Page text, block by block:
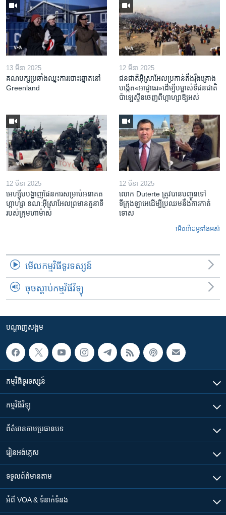
13 មីនា 2025
គណបក្ស​ប្រឆាំង​ឈ្នះ​ការបោះឆ្នោត​នៅ
Greenland
12 មីនា 2025
ជនជាតិ​អ៊ីស្រាអែល​ប្រកាន់​តឹងរ៉ឹង​គ្រោង​
បង្កើត​«អាជ្ញាធរ‍»​ដើម្បី​បម្លាស់​ទី​ជនជាតិ​
ប៉ាឡេស្ទីន​ចេញពី​ហ្កាហ្សា​ឱ្យ​អស់
12 មីនា 2025
អេហ្ស៊ីប​បង្ហាញ​ផែនការ​សម្រាប់​អនាគត​
ហ្កាហ្សា ខណៈ​អ៊ីស្រាអែល​ព្រមាន​តួនាទី​
របស់​ក្រុម​ហាម៉ាស់
12 មីនា 2025
លោក Duterte ត្រូវ​បាន​បញ្ជូនទៅ
ទីក្រុងឡាអេ​ដើម្បី​ប្រឈម​នឹង​ការកាត់
ទោស
មើល​វីដេអូ​ទាំង​អស់
មើល​កម្មវិធី​ទូរទស្សន៍
ចុចស្តាប់កម្មវិធីវិទ្យុ
បណ្តាញ​សង្គម
កម្មវិធី​ទូរទស្សន៍
កម្មវិធី​វិទ្យុ
ព័ត៌មាន​តាមប្រធានបទ​
រៀន​​អង់គ្លេស
ទទួល​ព័ត៌មាន​តាម
អំពី​ VOA & ទំនាក់ទំនង